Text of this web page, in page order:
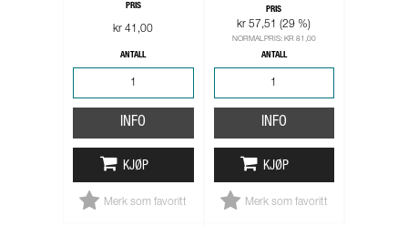
PRIS
kr 41,00
ANTALL
INFO
KJØP
Merk som favoritt
PRIS
kr 57,51 (29 %)
NORMALPRIS: KR 81,00
ANTALL
INFO
KJØP
Merk som favoritt